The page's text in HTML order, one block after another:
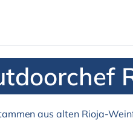
aus alten Rioja-